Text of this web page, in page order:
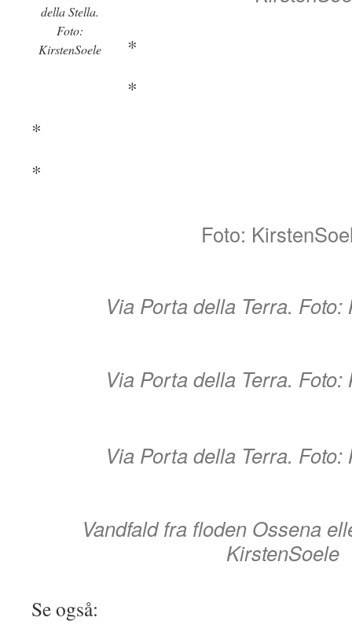
della Stella.
Foto:
KirstenSoele
*
*
*
*
Foto:
Via Porta della Terra. Foto:
Via Porta della Terra. Foto:
Via Porta della Terra. Foto:
Vandfald fra floden Ossena
KirstenSoele
Se også: